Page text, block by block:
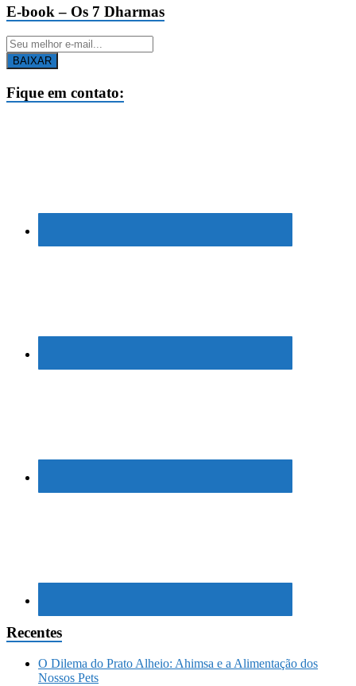
E-book – Os 7 Dharmas
BAIXAR
Fique em contato:
Recentes
O Dilema do Prato Alheio: Ahimsa e a Alimentação dos
Nossos Pets